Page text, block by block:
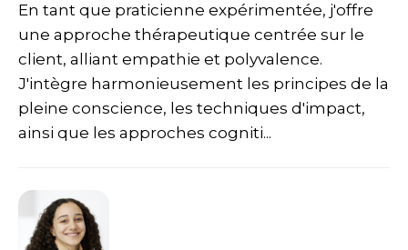
En tant que praticienne expérimentée, j'offre
une approche thérapeutique centrée sur le
client, alliant empathie et polyvalence.
J'intègre harmonieusement les principes de la
pleine conscience, les techniques d'impact,
ainsi que les approches cogniti...